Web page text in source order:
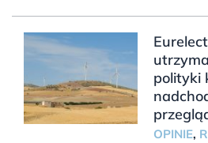
polityki
OPINIE,